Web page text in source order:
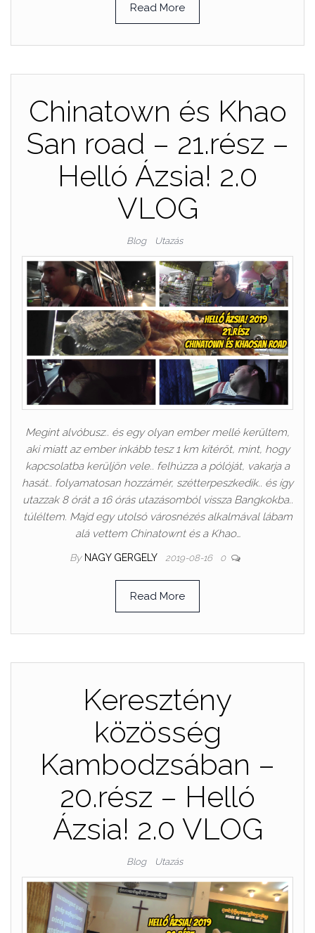
Read More
Chinatown és Khao
San road – 21.rész –
Helló Ázsia! 2.0
VLOG
Blog Utazás
Megint alvóbusz.. és egy olyan ember mellé kerültem,
aki miatt az ember inkább tesz 1 km kitérőt, mint, hogy
kapcsolatba kerüljön vele.. felhúzza a pólóját, vakarja a
hasát.. folyamatosan hozzámér, szétterpeszkedik.. és így
utazzak 8 órát a 16 órás utazásomból vissza Bangkokba..
túléltem. Majd egy utolsó városnézés alkalmával lábam
alá vettem Chinatownt és a Khao…
By NAGY GERGELY 2019-08-16 0
Read More
Keresztény
közösség
Kambodzsában –
20.rész – Helló
Ázsia! 2.0 VLOG
Blog Utazás